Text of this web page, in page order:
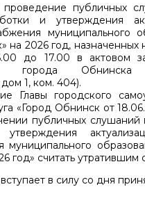
публичных
и утверждения
муниципального
на 2026 год,
до 17.00 в актовом
города Обнинска
1, ком. 404).
Главы городского
«Город Обнинск от
публичных слушаний
муниципального
год» считать утратившим
в силу со дня